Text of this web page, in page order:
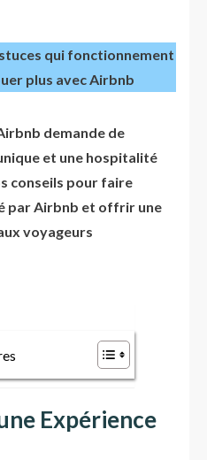
qui fonctionnement
plus avec Airbnb
demande de
et une hospitalité
conseils pour faire
par Airbnb et offrir une
voyageurs
Expérience